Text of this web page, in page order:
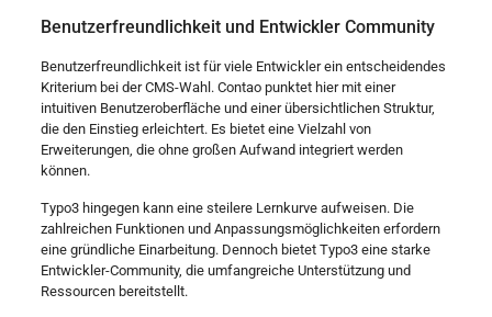
Benutzerfreundlichkeit und Entwickler Community
Benutzerfreundlichkeit ist für viele Entwickler ein entscheidendes
Kriterium bei der CMS-Wahl. Contao punktet hier mit einer
intuitiven Benutzeroberfläche und einer übersichtlichen Struktur,
die den Einstieg erleichtert. Es bietet eine Vielzahl von
Erweiterungen, die ohne großen Aufwand integriert werden
können.
Typo3 hingegen kann eine steilere Lernkurve aufweisen. Die
zahlreichen Funktionen und Anpassungsmöglichkeiten erfordern
eine gründliche Einarbeitung. Dennoch bietet Typo3 eine starke
Entwickler-Community, die umfangreiche Unterstützung und
Ressourcen bereitstellt.